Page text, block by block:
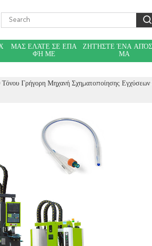
ΜΑΣ ΕΛΆΤΕ ΣΕ ΕΠΑ
ΦΉ ΜΕ
ΖΗΤΉΣΤΕ ΈΝΑ
ΜΑ
Γρήγορη Μηχανή Σχηματοποίησης Εγχύσεων